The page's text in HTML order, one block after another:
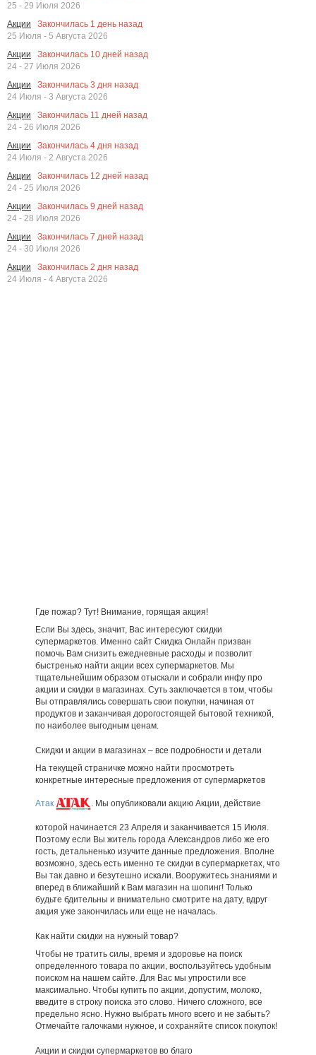
25 - 29 Июля 2026
Акции
Закончилась 1 день назад
25 Июля - 5 Августа 2026
Акции
Закончилась 10 дней назад
24 - 27 Июля 2026
Акции
Закончилась 3 дня назад
24 Июля - 3 Августа 2026
Акции
Закончилась 11 дней назад
24 - 26 Июля 2026
Акции
Закончилась 4 дня назад
24 Июля - 2 Августа 2026
Акции
Закончилась 12 дней назад
24 - 25 Июля 2026
Акции
Закончилась 9 дней назад
24 - 28 Июля 2026
Акции
Закончилась 7 дней назад
24 - 30 Июля 2026
Акции
Закончилась 2 дня назад
24 Июля - 4 Августа 2026
Где пожар? Тут! Внимание, горящая акция!
Если Вы здесь, значит, Вас интересуют скидки
супермаркетов. Именно сайт Скидка Онлайн призван
помочь Вам снизить ежедневные расходы и позволит
быстренько найти акции всех супермаркетов. Мы
тщательнейшим образом отыскали и собрали инфу про
акции и скидки в магазинах. Суть заключается в том, чтобы
Вы отправлялись совершать свои покупки, начиная от
продуктов и заканчивая дорогостоящей бытовой техникой,
по наиболее выгодным ценам.
Скидки и акции в магазинах – все подробности и детали
На текущей страничке можно найти просмотреть
конкретные интересные предложения от супермаркетов
Атак . Мы опубликовали акцию Акции, действие
которой начинается 23 Апреля и заканчивается 15 Июля.
Поэтому если Вы житель города Александров либо же его
гость, детальненько изучите данные предложения. Вполне
возможно, здесь есть именно те скидки в супермаркетах, что
Вы так давно и безутешно искали. Вооружитесь знаниями и
вперед в ближайший к Вам магазин на шопинг! Только
будьте бдительны и внимательно смотрите на дату, вдруг
акция уже закончилась или еще не началась.
Как найти скидки на нужный товар?
Чтобы не тратить силы, время и здоровье на поиск
определенного товара по акции, воспользуйтесь удобным
поиском на нашем сайте. Для Вас мы упростили все
максимально. Чтобы купить по акции, допустим, молоко,
введите в строку поиска это слово. Ничего сложного, все
предельно ясно. Нужно выбрать много всего и не забыть?
Отмечайте галочками нужное, и сохраняйте список покупок!
Акции и скидки супермаркетов во благо